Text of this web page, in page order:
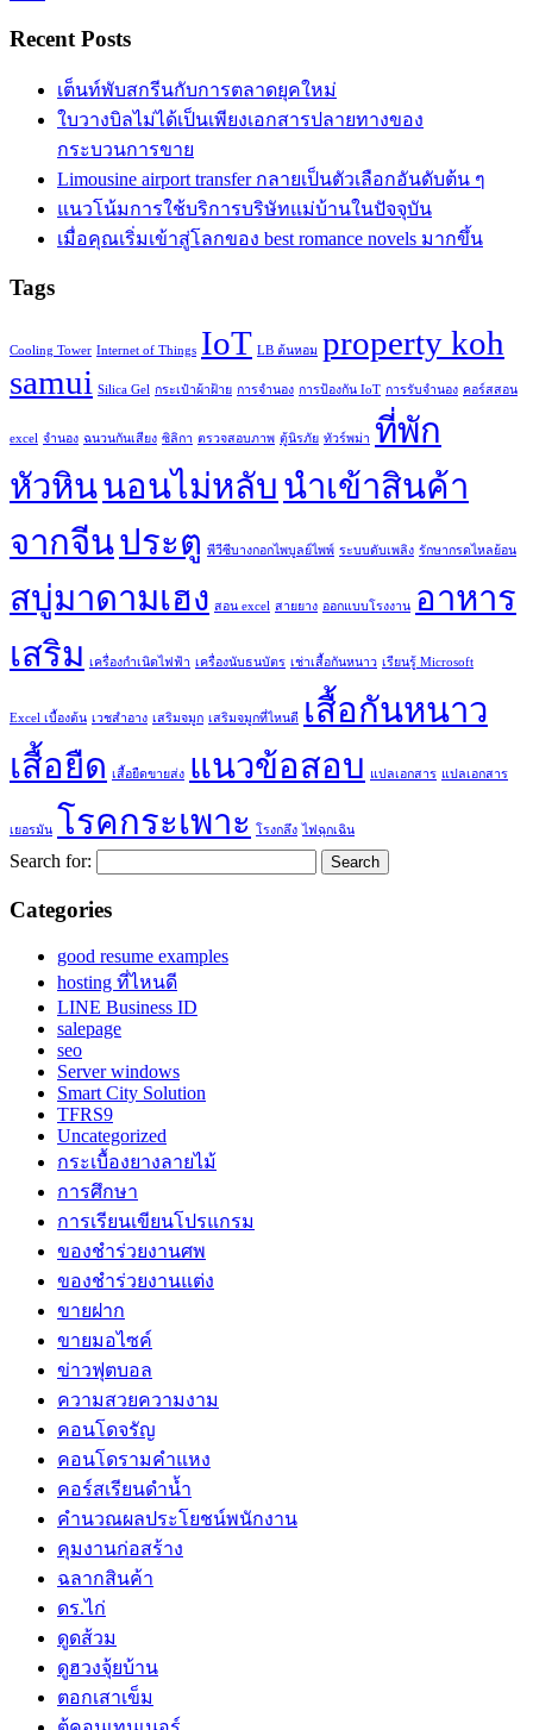
Recent Posts
เต็นท์พับสกรีนกับการตลาดยุคใหม่
ใบวางบิลไม่ได้เป็นเพียงเอกสารปลายทางของ
กระบวนการขาย
Limousine airport transfer กลายเป็นตัวเลือกอันดับต้น ๆ
แนวโน้มการใช้บริการบริษัทแม่บ้านในปัจจุบัน
เมื่อคุณเริ่มเข้าสู่โลกของ best romance novels มากขึ้น
Tags
Cooling Tower Internet of Things IoT LB ต้นหอม property koh
samui Silica Gel กระเป๋าผ้าฝ้าย การจำนอง การป้องกัน IoT การรับจำนอง คอร์สสอน
excel จำนอง ฉนวนกันเสียง ซิลิกา ตรวจสอบภาพ ตู้นิรภัย ทัวร์พม่า ที่พัก
หัวหินนอนไม่หลับ นำเข้าสินค้า
จากจีนประตู พีวีซีบางกอกไพบูลย์ไพพ์ ระบบดับเพลิง รักษากรดไหลย้อน
สบู่มาดามเฮง สอน excel สายยาง ออกแบบโรงงาน อาหาร
เสริม เครื่องกำเนิดไฟฟ้า เครื่องนับธนบัตร เช่าเสื้อกันหนาว เรียนรู้ Microsoft
Excel เบื้องต้น เวชสำอาง เสริมจมูก เสริมจมูกที่ไหนดี
เสื้อกันหนาว
เสื้อยืด เสื้อยืดขายส่ง แนวข้อสอบ แปลเอกสาร แปลเอกสาร
เยอรมัน โรคกระเพาะ โรงกลึง ไฟฉุกเฉิน
Search for:
Categories
good resume examples
hosting ที่ไหนดี
LINE Business ID
salepage
seo
Server windows
Smart City Solution
TFRS9
Uncategorized
กระเบื้องยางลายไม้
การศึกษา
การเรียนเขียนโปรแกรม
ของชำร่วยงานศพ
ของชำร่วยงานแต่ง
ขายฝาก
ขายมอไซค์
ข่าวฟุตบอล
ความสวยความงาม
คอนโดจรัญ
คอนโดรามคำแหง
คอร์สเรียนดำน้ำ
คำนวณผลประโยชน์พนักงาน
คุมงานก่อสร้าง
ฉลากสินค้า
ดร.ไก่
ดูดส้วม
ดูฮวงจุ้ยบ้าน
ตอกเสาเข็ม